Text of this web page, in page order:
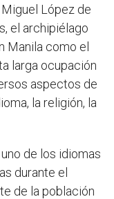
López de
el archipiélago
Manila como el
larga ocupación
aspectos de
la religión, la
de los idiomas
durante el
de la población